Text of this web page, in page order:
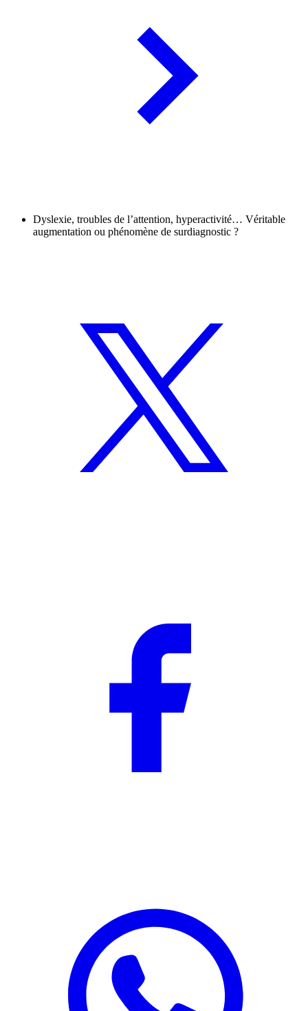
Dyslexie, troubles de l’attention, hyperactivité… Véritable
augmentation ou phénomène de surdiagnostic ?